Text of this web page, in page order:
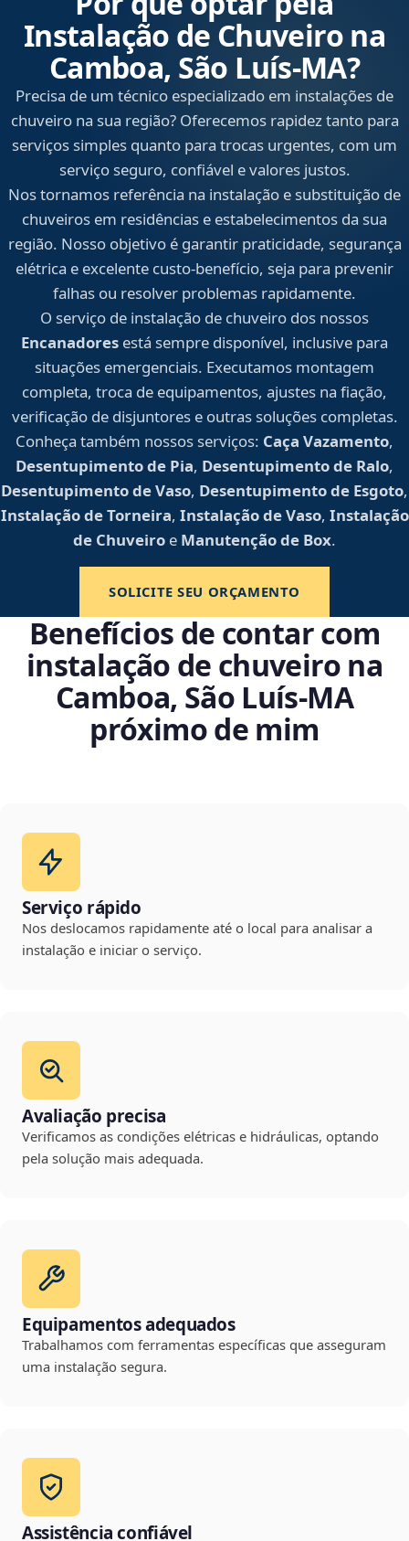
Instalação de Chuveiro na
Camboa, São Luís‑MA?
Precisa de um técnico especializado em instalações de
chuveiro na sua região? Oferecemos rapidez tanto para
serviços simples quanto para trocas urgentes, com um
serviço seguro, confiável e valores justos.
Nos tornamos referência na instalação e substituição de
chuveiros em residências e estabelecimentos da sua
região. Nosso objetivo é garantir praticidade, segurança
elétrica e excelente custo-benefício, seja para prevenir
falhas ou resolver problemas rapidamente.
O serviço de instalação de chuveiro dos nossos
Encanadores está sempre disponível, inclusive para
situações emergenciais. Executamos montagem
completa, troca de equipamentos, ajustes na fiação,
verificação de disjuntores e outras soluções completas.
Conheça também nossos serviços: Caça Vazamento,
Desentupimento de Pia, Desentupimento de Ralo,
Desentupimento de Vaso, Desentupimento de Esgoto,
Instalação de Torneira, Instalação de Vaso, Instalação
de Chuveiro e Manutenção de Box.
SOLICITE SEU ORÇAMENTO
Benefícios de contar com
instalação de chuveiro na
Camboa, São Luís‑MA
próximo de mim
Serviço rápido
Nos deslocamos rapidamente até o local para analisar a
instalação e iniciar o serviço.
Avaliação precisa
Verificamos as condições elétricas e hidráulicas, optando
pela solução mais adequada.
Equipamentos adequados
Trabalhamos com ferramentas específicas que asseguram
uma instalação segura.
Assistência confiável